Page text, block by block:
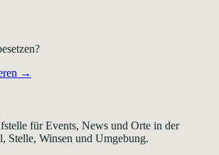
→
für Events, News und Orte in der
Stelle, Winsen und Umgebung.